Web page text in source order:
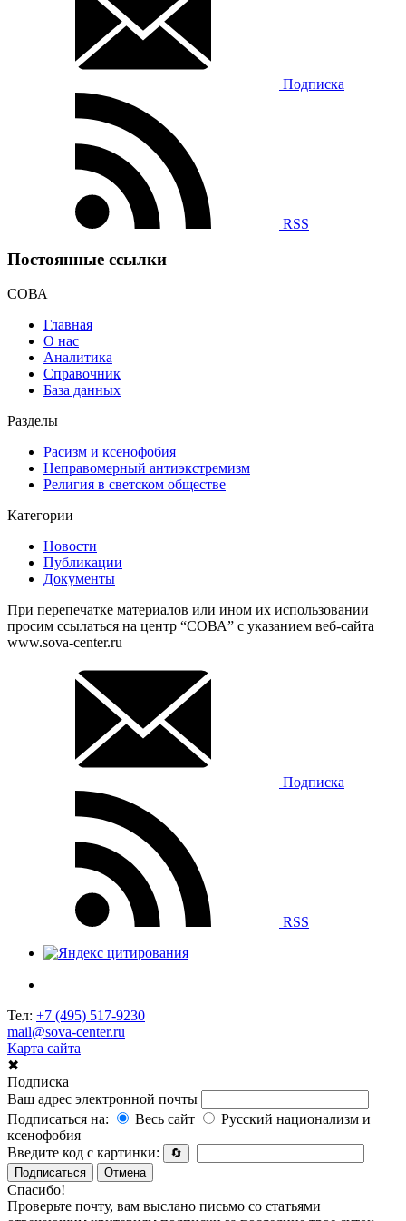
Подписка
RSS
Постоянные ссылки
СОВА
Главная
О нас
Аналитика
Справочник
База данных
Разделы
Расизм и ксенофобия
Неправомерный антиэкстремизм
Религия в светском обществе
Категории
Новости
Публикации
Документы
При перепечатке материалов или ином их использовании
просим ссылаться на центр “СОВА” с указанием веб-сайта
www.sova-center.ru
Подписка
RSS
Тел: +7 (495) 517-9230
mail@sova-center.ru
Карта сайта
✖
Подписка
Ваш адрес электронной почты
Подписаться на:
Весь сайт
Русский национализм и
ксенофобия
Введите код с картинки:
🔄
Подписаться
Отмена
Спасибо!
Проверьте почту, вам выслано письмо со статьями